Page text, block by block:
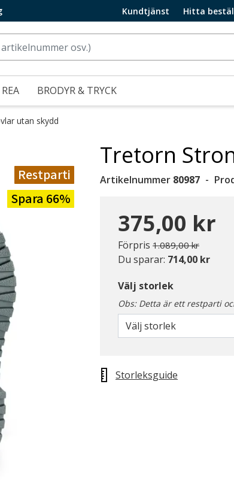
Kundtjänst Hitta
REA BRODYR & TRYCK
utan skydd
Restparti
Spara 66%
Tretorn
Artikelnummer 80987
375,00 kr
Förpris Pris nedsatt från
1.089,00 krtill
Du sparar: 714,00 kr
Välj storlek
Obs: Detta är ett restparti
Välj storlek
Storleksguide